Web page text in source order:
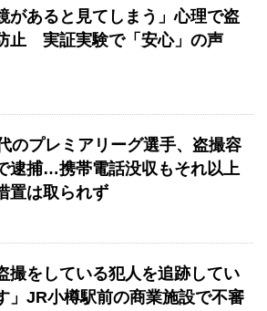
があると見てしまう」心理で盗
止 実証実験で「安心」の声
のプレミアリーグ選手、盗撮容
逮捕…携帯電話没収もそれ以上
置は取られず
撮をしている犯人を追跡してい
」JR小樽駅前の商業施設で不審